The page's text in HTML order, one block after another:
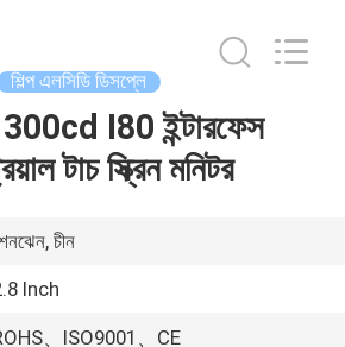
শিল্প এলসিডি ডিসপ্লে
300cd I80 ইন্টারফেস
টাচ স্ক্রিন মনিটর
চীন
Inch
、ISO9001、CE